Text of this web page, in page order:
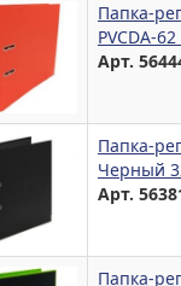
Папка-
PVCDA-
Арт.
Папка-
Черный
Арт.
Папка-